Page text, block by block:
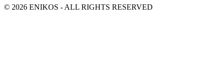
© 2026 ENIKOS - ALL RIGHTS RESERVED